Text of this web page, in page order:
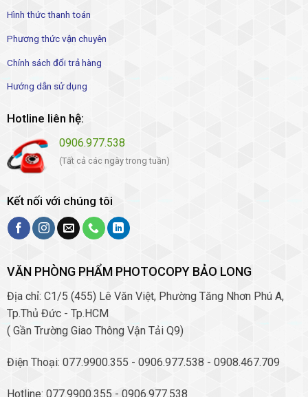
Hình thức thanh toán
Phương thức vận chuyên
Chính sách đổi trả hàng
Hướng dẫn sử dụng
Hotline liên hệ:
0906.977.538
(Tất cả các ngày trong tuần)
Kết nối với chúng tôi
VĂN PHÒNG PHẨM PHOTOCOPY BẢO LONG
Địa chỉ: C1/5 (455) Lê Văn Việt, Phường Tăng Nhơn Phú A,
Tp.Thủ Đức - Tp.HCM
( Gần Trường Giao Thông Vận Tải Q9)
Điện Thoại: 077.9900.355 - 0906.977.538 - 0908.467.709
Hotline: 077.9900.355 - 0906.977.538